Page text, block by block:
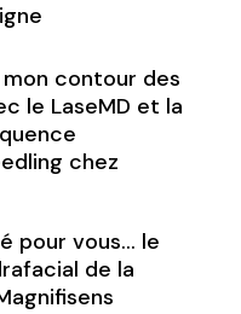
mon contour des
le LaseMD et la
chez
pour vous… le
de la